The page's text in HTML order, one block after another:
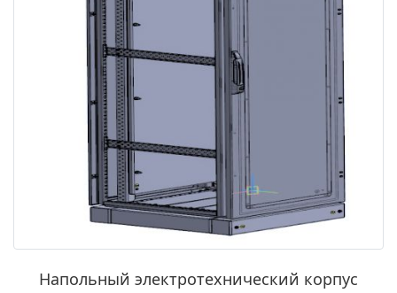
Напольный электротехнический корпус